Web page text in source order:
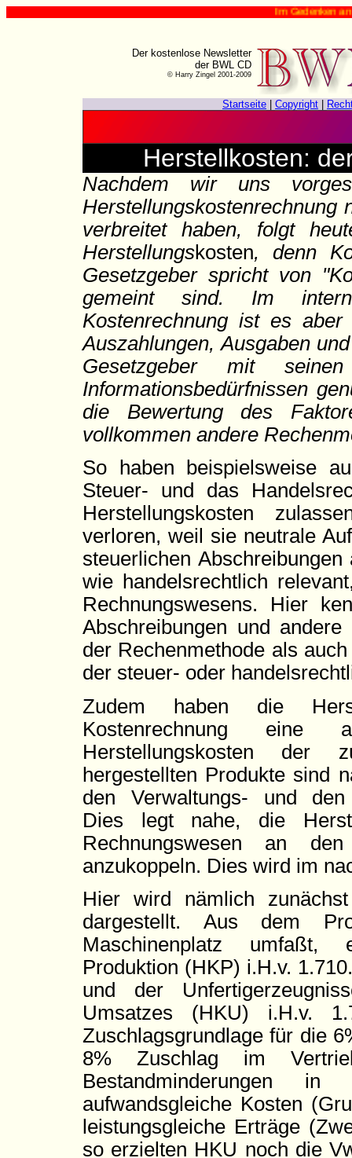
Im Gedenken an Harry
Der kostenlose Newsletter
der BWL CD
© Harry Zingel 2001-2009
Startseite Copyright
Herstellkosten:
Nachdem wir uns
Herstellungskostenrechnung
verbreitet haben, folgt
Herstellungskosten, denn
Gesetzgeber spricht von
gemeint sind. Im
Kostenrechnung ist es
Auszahlungen, Ausgaben
Gesetzgeber mit
Informationsbedürfnissen
die Bewertung des
vollkommen andere
So haben beispielsweise
Steuer- und das
Herstellungskosten
verloren, weil sie neutrale
steuerlichen
wie handelsrechtlich
Rechnungswesens. Hier
Abschreibungen und
der Rechenmethode als
der steuer- oder
Zudem haben die
Kostenrechnung eine
Herstellungskosten der
hergestellten Produkte sind
den Verwaltungs- und den
Dies legt nahe, die
Rechnungswesen an den
anzukoppeln. Dies wird im
Hier wird nämlich
dargestellt. Aus dem
Maschinenplatz umfaßt,
Produktion (HKP) i.H.v.
und der
Umsatzes (HKU) i.H.v.
Zuschlagsgrundlage für die
8% Zuschlag im
Bestandminderungen in
aufwandsgleiche Kosten
leistungsgleiche Erträge
so erzielten HKU noch die